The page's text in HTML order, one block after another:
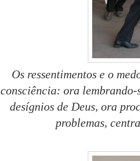
Os ressentimentos e o
consciência: ora lembrando-
desígnios de Deus, ora
problemas,